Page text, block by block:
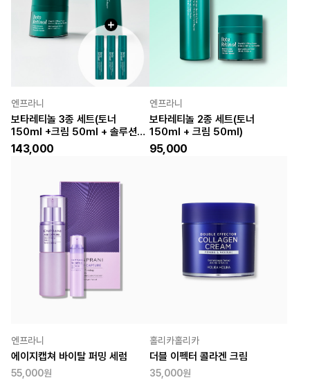
엔프라니
보타레티놀 3종 세트(토너
150ml +크림 50ml + 솔루션
35ml+10mlx3)
143,000
엔프라니
보타레티놀 2종 세트(토너
150ml + 크림 50ml)
95,000
엔프라니
에이지캡쳐 바이탈 퍼밍 세럼
55,000원
홀리카홀리카
더블 이펙터 콜라겐 크림
35,000원